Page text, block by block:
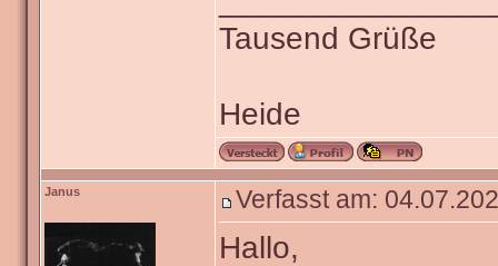
Tausend Grüße
Heide
Janus Verfasst am:
Hallo,